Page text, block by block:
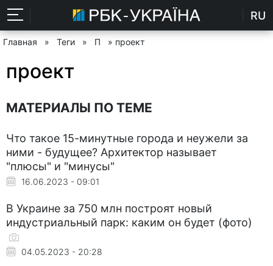
RU
Главная » Теги » П » проект
проект
МАТЕРИАЛЫ ПО ТЕМЕ
Что такое 15-минутные города и неужели за
ними - будущее? Архитектор называет
"плюсы" и "минусы"
16.06.2023 - 09:01
В Украине за 750 млн построят новый
индустриальный парк: каким он будет (фото)
04.05.2023 - 20:28